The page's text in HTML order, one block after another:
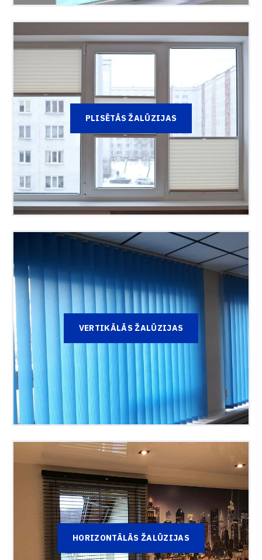
PLISĒTĀS ŽALŪZIJAS
VERTIKĀLĀS ŽALŪZIJAS
HORIZONTĀLĀS ŽALŪZIJAS